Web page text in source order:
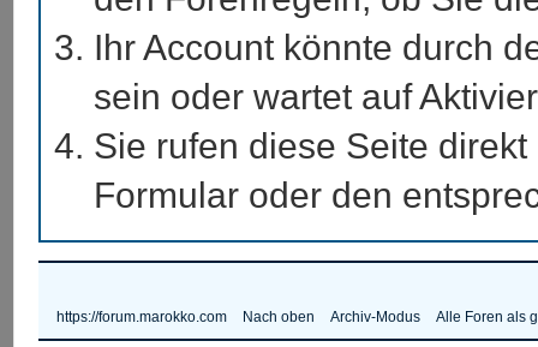
Ihr Account könnte durch
sein oder wartet auf
Sie rufen diese Seite
Formular oder den
https://forum.marokko.com Nach oben Archiv-Modus Alle Foren als